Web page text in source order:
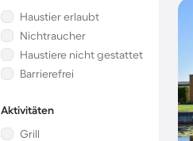
Haustier erlaubt
Nichtraucher
Haustiere nicht gestattet
Barrierefrei
Aktivitäten
Grill